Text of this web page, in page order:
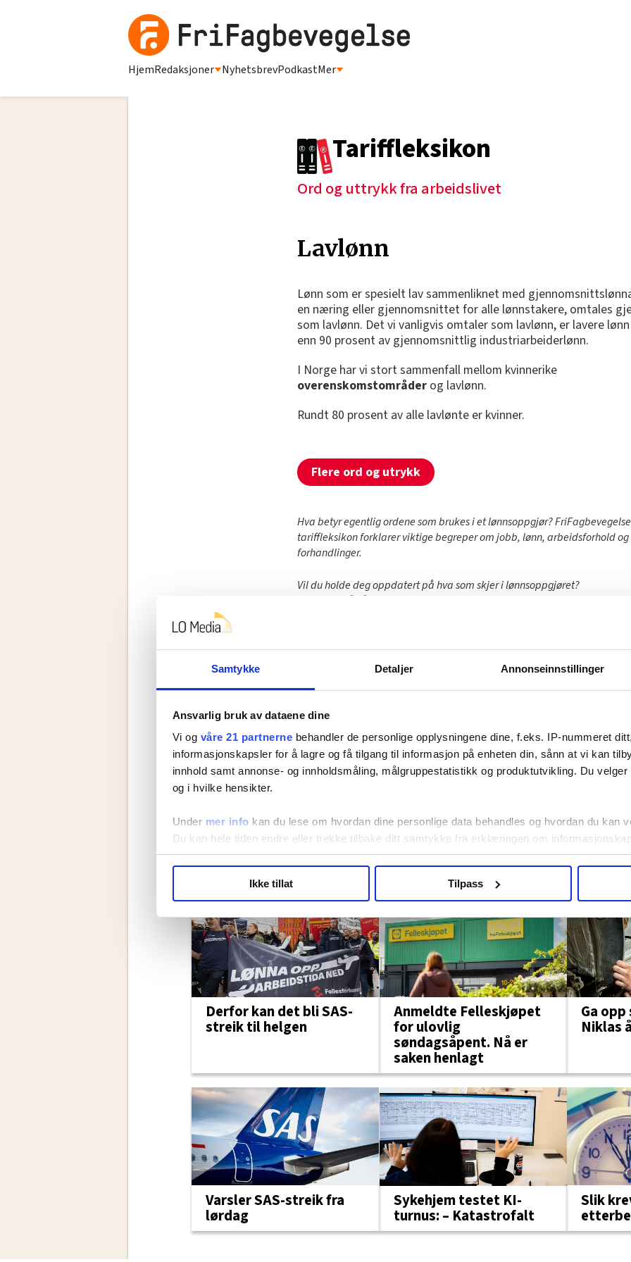
Samtykke Detaljer Annonseinnstillinger
Ansvarlig bruk av dataene dine
Vi og våre 21 partnerne behandler de personlige opplysningene dine, f.eks. IP-nummeret
informasjonskapsler for å lagre og få tilgang til informasjon på enheten din, sånn at vi kan
innhold samt annonse- og innholdsmåling, målgruppestatistikk og produktutvikling. Du
og i hvilke hensikter.
Under mer info kan du lese om hvordan dine personlige data behandles og hvordan du kan
Du kan hele tiden endre eller trekke tilbake ditt samtykke fra erklæringen om
LO Medias publikasjoner frifagbevegelse.no, hk-nytt.no og fontene.no bruker
hvordan våre nettsider blir brukt slik at vi tilby relevant innhold, tilpassede annonser og
annonsering. Disse er angitt i oversikten lengre ned på denne siden.
Ikke tillat Tilpass
HjemRedaksjoner NyhetsbrevPodkastMer
Tariffleksikon
Ord og uttrykk fra arbeidslivet
Lavlønn
Lønn som er spesielt lav sammenliknet med
en næring eller gjennomsnittet for alle lønnstakere, omtales
som lavlønn. Det vi vanligvis omtaler som lavlønn, er lavere lønn
enn 90 prosent av gjennomsnittlig industriarbeiderlønn.
I Norge har vi stort sammenfall mellom kvinnerike
overenskomstområder og lavlønn.
Rundt 80 prosent av alle lavlønte er kvinner.
Flere ord og utrykk
Hva betyr egentlig ordene som brukes i et lønnsoppgjør?
tariffleksikon forklarer viktige begreper om jobb, lønn, arbeidsforhold og
forhandlinger.
Vil du holde deg oppdatert på hva som skjer i lønnsoppgjøret?
Meld deg på vårt spesial-nyhetsbrev «Alt om lønnsoppgjøret» her!
Torgny Hasås.
ordforklaringene:
Heidi K. Engelund
heidi@lomedia.no
Siste nytt fra FriFagbevegelse
Derfor kan det bli SAS-
streik til helgen
Anmeldte Felleskjøpet
for ulovlig
søndagsåpent. Nå er
saken henlagt
Ga opp
Niklas
Varsler SAS-streik fra
lørdag
Sykehjem testet KI-
turnus: – Katastrofalt
Slik